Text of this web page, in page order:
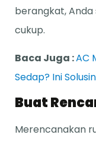
berangkat,
cukup.
Baca Juga :AC
Sedap? Ini
Buat
Merencanakan